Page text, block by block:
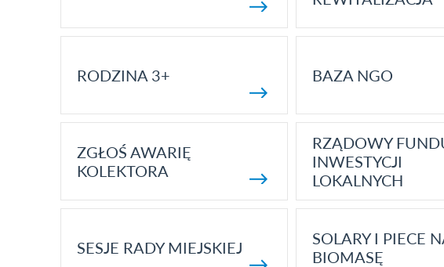
RODZINA 3+ BAZA NGO
ZGŁOŚ AWARIĘ
KOLEKTORA
RZĄDOWY
INWESTYCJI
LOKALNYCH
SESJE RADY MIEJSKIEJ
SOLARY I PIECE
BIOMASĘ